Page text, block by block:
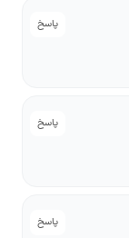
پاسخ
پاسخ
پاسخ